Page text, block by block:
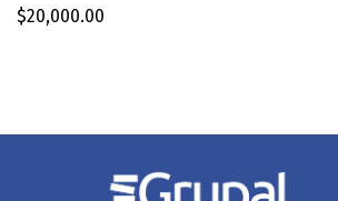
$20,000.00